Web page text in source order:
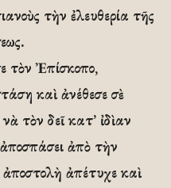
τὴν ἐλευθερία τῆς
τὸν Ἐπίσκοπο,
καὶ ἀνέθεσε σὲ
τὸν δεῖ κατ’ ἰδὶαν
ἀπὸ τὴν
ἀπέτυχε καὶ